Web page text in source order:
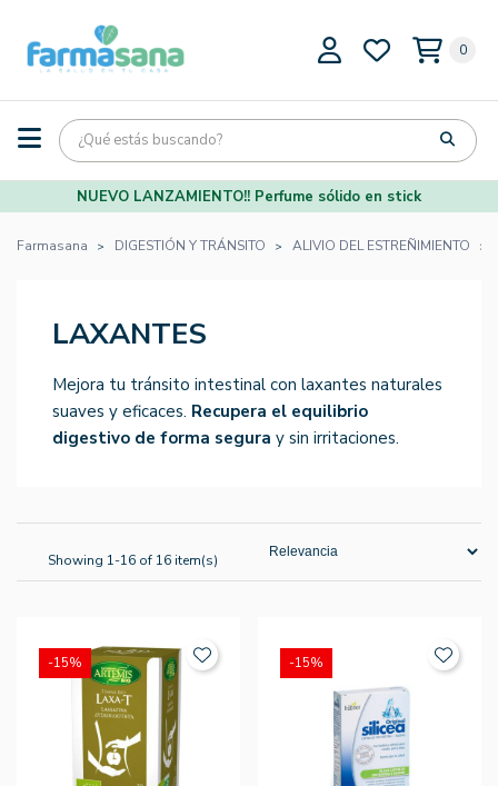
0
NUEVO LANZAMIENTO!! Perfume sólido en stick
Farmasana DIGESTIÓN Y TRÁNSITO ALIVIO DEL ESTREÑIMIENTO
LAXANTES
Mejora tu tránsito intestinal con laxantes naturales
suaves y eficaces. Recupera el equilibrio
digestivo de forma segura y sin irritaciones.
Showing 1-16 of 16 item(s)
-15% -15%